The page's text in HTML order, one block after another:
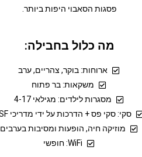
פסגות הסאבוי היפות ביותר.
מה כלול בחבילה:
ארוחות: בוקר, צהריים, ערב
משקאות: בר פתוח
מסגרות לילדים: מגילאי 4-17
סקי: סקי פס + הדרכות על ידי מדריכי ESF
מוזיקה חיה, הופעות ומסיבות בערבים
WiFi: חופשי